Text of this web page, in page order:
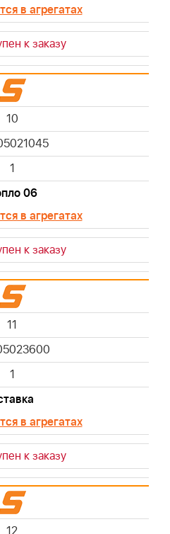
в агрегатах
к заказу
10
1
06
в агрегатах
к заказу
11
1
в агрегатах
к заказу